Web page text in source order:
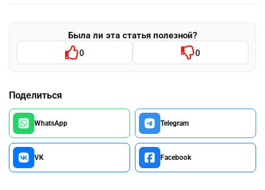
Была ли эта статья полезной?
0 0
Поделиться
WhatsApp Telegram
VK Facebook